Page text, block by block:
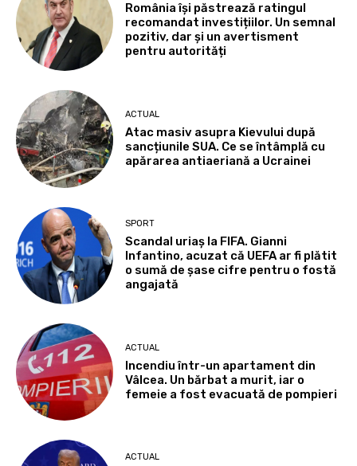
România își păstrează ratingul
recomandat investițiilor. Un semnal
pozitiv, dar și un avertisment
pentru autorități
ACTUAL
Atac masiv asupra Kievului după
sancțiunile SUA. Ce se întâmplă cu
apărarea antiaeriană a Ucrainei
SPORT
Scandal uriaș la FIFA. Gianni
Infantino, acuzat că UEFA ar fi plătit
o sumă de șase cifre pentru o fostă
angajată
ACTUAL
Incendiu într-un apartament din
Vâlcea. Un bărbat a murit, iar o
femeie a fost evacuată de pompieri
ACTUAL